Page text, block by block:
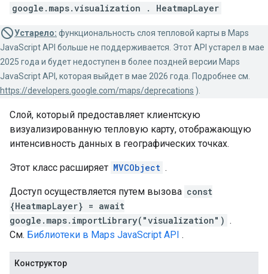
google.maps.visualization . HeatmapLayer
Устарело: функциональность слоя тепловой карты в Maps
JavaScript API больше не поддерживается. Этот API устарел в мае
2025 года и будет недоступен в более поздней версии Maps
JavaScript API, которая выйдет в мае 2026 года. Подробнее см.
https://developers.google.com/maps/deprecations ).
Слой, который предоставляет клиентскую
визуализированную тепловую карту, отображающую
интенсивность данных в географических точках.
Этот класс расширяет MVCObject .
Доступ осуществляется путем вызова const
{HeatmapLayer} = await
google.maps.importLibrary("visualization") .
См. Библиотеки в Maps JavaScript API .
Конструктор